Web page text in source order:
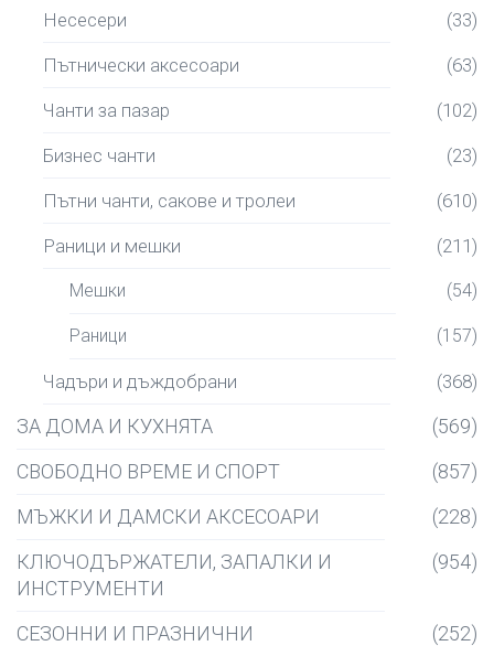
Несесери (33)
Пътнически аксесоари (63)
Чанти за пазар (102)
Бизнес чанти (23)
Пътни чанти, сакове и тролеи (610)
Раници и мешки (211)
Мешки (54)
Раници (157)
Чадъри и дъждобрани (368)
ЗА ДОМА И КУХНЯТА
(569)
СВОБОДНО ВРЕМЕ И СПОРТ
(857)
МЪЖКИ И ДАМСКИ АКСЕСОАРИ
(228)
КЛЮЧОДЪРЖАТЕЛИ, ЗАПАЛКИ И
ИНСТРУМЕНТИ
(954)
СЕЗОННИ И ПРАЗНИЧНИ
(252)